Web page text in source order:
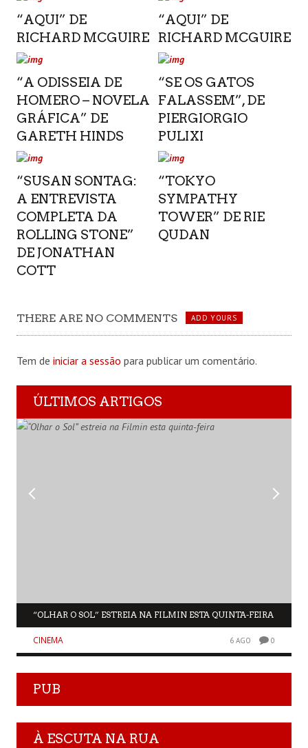
“AQUI” DE
RICHARD MCGUIRE
“AQUI” DE
RICHARD MCGUIRE
“A ODISSEIA DE
HOMERO – NOVELA
GRÁFICA” DE
GARETH HINDS
“SE OS GATOS
FALASSEM”, DE
PIERGIORGIO
PULIXI
“SUSAN SONTAG:
A ENTREVISTA
COMPLETA DA
ROLLING STONE”
DE JONATHAN
COTT
“TOKYO
SYMPATHY
TOWER” DE RIE
QUDAN
THERE ARE NO COMMENTS ADD YOURS
Tem de iniciar a sessão para publicar um comentário.
ÚLTIMOS ARTIGOS
“OLHAR O SOL” ESTREIA NA FILMIN ESTA QUINTA-FEIRA
CINEMA 6 AGO 0
PUB
À ESCUTA NA RUA